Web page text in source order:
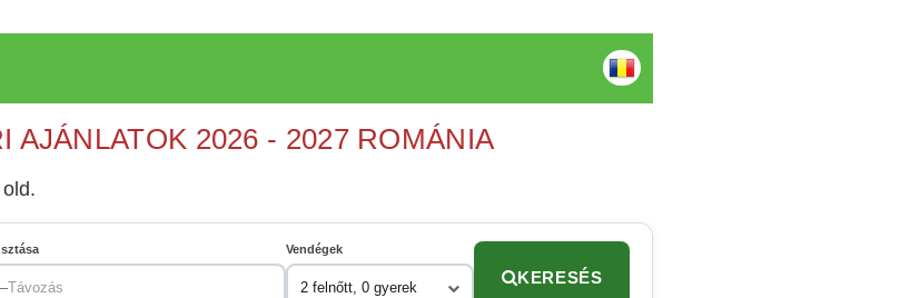
AJÁNLATOK 2026 - 2027 ROMÁNIA
Távozás
Vendégek
2 felnőtt, 0 gyerek
KERESÉS